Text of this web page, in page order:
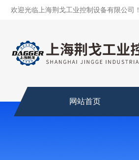
欢迎光临上海荆戈工业控制设备有限公司！
网站首页